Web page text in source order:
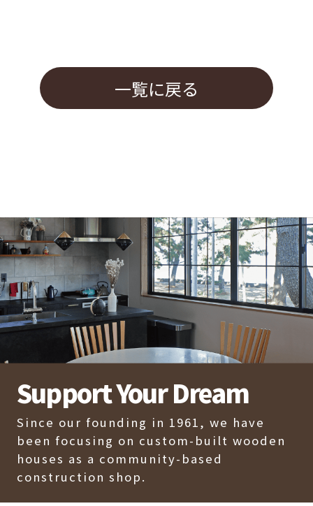
一覧に戻る
Support Your Dream
Since our founding in 1961, we have
been focusing on custom-built wooden
houses as a community-based
construction shop.